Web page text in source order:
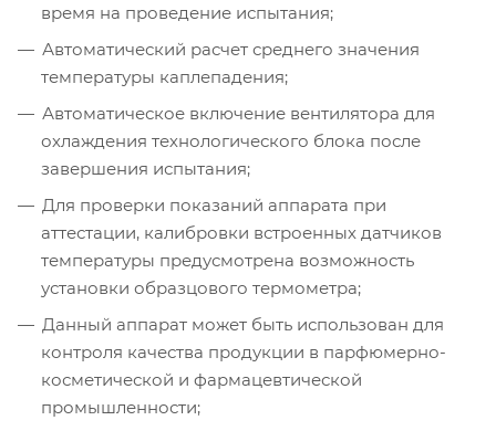
время на проведение испытания;
Автоматический расчет среднего значения
температуры каплепадения;
Автоматическое включение вентилятора для
охлаждения технологического блока после
завершения испытания;
Для проверки показаний аппарата при
аттестации, калибровки встроенных датчиков
температуры предусмотрена возможность
установки образцового термометра;
Данный аппарат может быть использован для
контроля качества продукции в парфюмерно-
косметической и фармацевтической
промышленности;